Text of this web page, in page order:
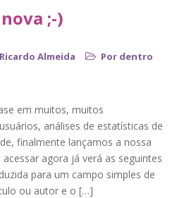
;-)
Ricardo Almeida
Por dentro
em muitos, muitos
análises de estatísticas de
finalmente lançamos a nossa
agora já verá as seguintes
para um campo simples de
ou autor e o […]